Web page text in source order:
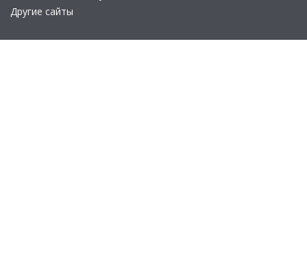
Другие сайты